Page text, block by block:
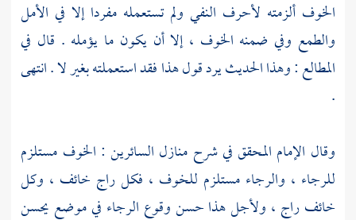
الخوف ألزمته لأحرف النفي ولم تستعمله مفردا إلا في الأمل
والطمع وفي ضمنه الخوف ، إلا أن يكون ما يؤمله . قال في
المطالع : وهذا الحديث يرد قول هذا فقد استعملته بغير لا . انتهى
.
وقال الإمام المحقق في شرح منازل السائرين : الخوف مستلزم
للرجاء ، والرجاء مستلزم للخوف ، فكل راج خائف ، وكل
خائف راج ، ولأجل هذا حسن وقوع الرجاء في موضع يحسن